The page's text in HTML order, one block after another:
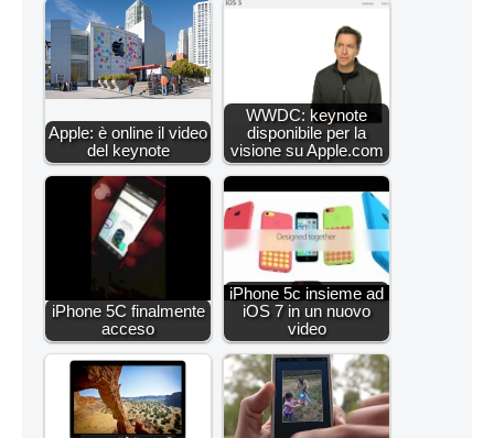
Apple: è online il video
del keynote
WWDC: keynote
disponibile per la
visione su Apple.com
iPhone 5C finalmente
acceso
iPhone 5c insieme ad
iOS 7 in un nuovo
video